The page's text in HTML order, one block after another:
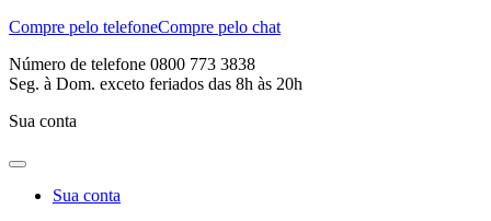
Compre pelo telefoneCompre pelo chat
Número de telefone 0800 773 3838
Seg. à Dom. exceto feriados das 8h às 20h
Sua conta
Sua conta